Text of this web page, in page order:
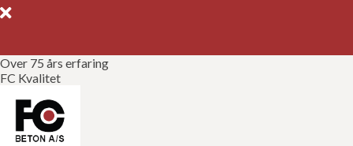
Over 75 års erfaring
FC Kvalitet
Gode råd
Gør det selv